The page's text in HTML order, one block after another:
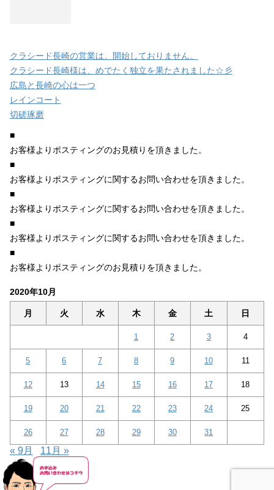
クラシード長崎の営業は、開始しておりません。
クラシード長崎様は、めでたく独立を果たされました☆彡
広島と長崎の心は一つ
レインコート
切磋琢磨
■
お客様よりポスティングのお見積りを頂きました。
■
お客様よりポスティングに関するお問い合わせを頂きました。
■
お客様よりポスティングに関するお問い合わせを頂きました。
■
お客様よりポスティングに関するお問い合わせを頂きました。
■
お客様よりポスティングのお見積りを頂きました。
2020年10月
月 火 水 木 金 土 日
1 2 3 4
5 6 7 8 9 10 11
12 13 14 15 16 17 18
19 20 21 22 23 24 25
26 27 28 29 30 31
« 9月 11月 »